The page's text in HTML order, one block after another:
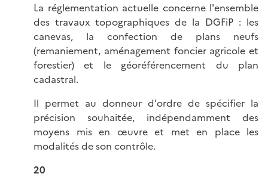
La réglementation actuelle concerne l'ensemble
des travaux topographiques de la DGFiP : les
canevas, la confection de plans neufs
(remaniement, aménagement foncier agricole et
forestier) et le géoréférencement du plan
cadastral.
Il permet au donneur d'ordre de spécifier la
précision souhaitée, indépendamment des
moyens mis en œuvre et met en place les
modalités de son contrôle.
20